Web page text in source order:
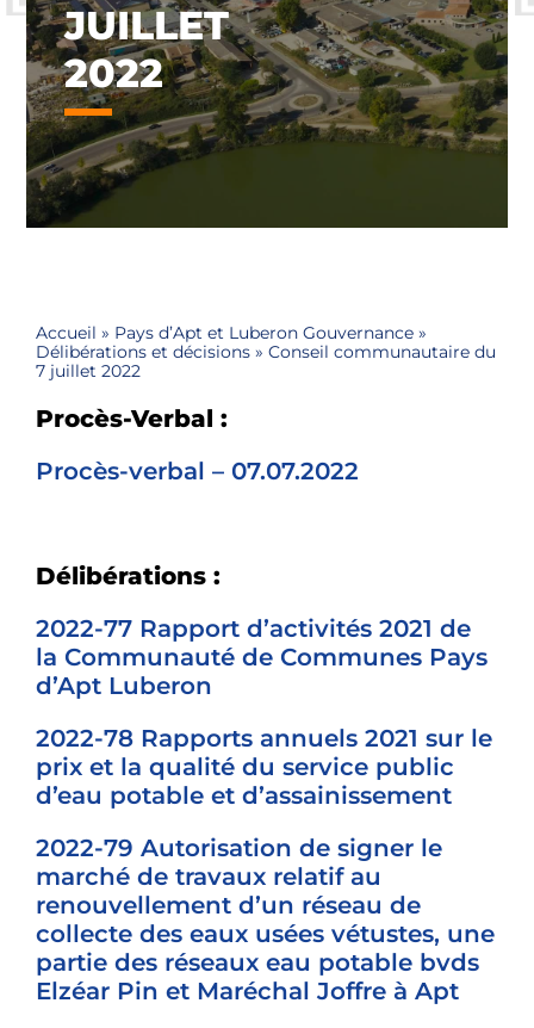
JUILLET
2022
Accueil » Pays d’Apt et Luberon Gouvernance»
Délibérations et décisions» Conseil communautaire du
7 juillet 2022
Procès-Verbal :
Procès-verbal – 07.07.2022
Délibérations :
2022-77 Rapport d’activités 2021 de
la Communauté de Communes Pays
d’Apt Luberon
2022-78 Rapports annuels 2021 sur le
prix et la qualité du service public
d’eau potable et d’assainissement
2022-79 Autorisation de signer le
marché de travaux relatif au
renouvellement d’un réseau de
collecte des eaux usées vétustes, une
partie des réseaux eau potable bvds
Elzéar Pin et Maréchal Joffre à Apt